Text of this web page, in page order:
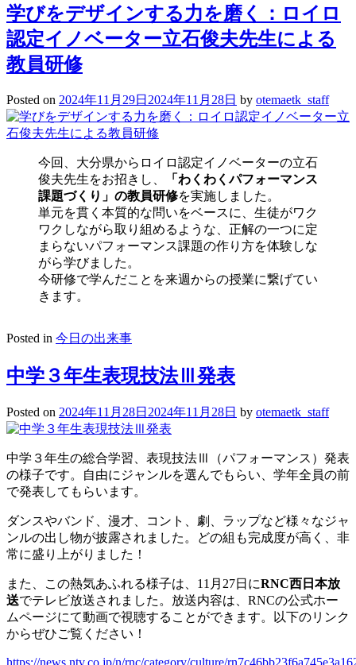
学びをデザインする力を磨く：ロイロ
認定イノベーター立石俊夫先生による
教員研修
Posted on 2024年11月29日 2024年11月28日 by otemaetk_staff
今回、大分県からロイロ認定イノベーターの立石
俊夫先生をお招きし、
「わくわくパフォーマンス
課題づくり」の教員研修を実施しました。
単元を貫く本質的な問いをベースに、生徒がワク
ワクしながら取り組めるような、正解の一つに定
まらないパフォーマンス課題の作り方を体験しな
がら学びました。
今研修で学んだことを来週からの授業に繋げてい
きます。
Posted in 今日の出来事
中学３年生表現技法Ⅲ発表
Posted on 2024年11月28日 2024年11月28日 by otemaetk_staff
中学３年生の総合学習、表現技法Ⅲ（パフォーマンス）発表
の様子です。自由にジャンルを選んでもらい、学年全員の前
で発表してもらいます。
ダンスやバンド、漫才、コント、劇、ラップなど様々なジャ
ンルの出し物が披露されました。どの組も完成度が高く、非
常に盛り上がりました！
また、この熱気あふれる様子は、11月27日にRNC西日本放
送でテレビ放送されました。放送内容は、RNCの公式ホー
ムページにて動画で視聴することができます。以下のリンク
からぜひご覧ください！